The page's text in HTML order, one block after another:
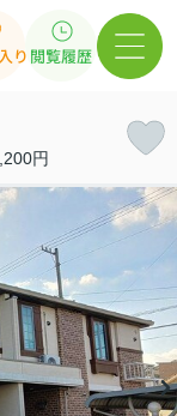
り 閲覧履歴
円